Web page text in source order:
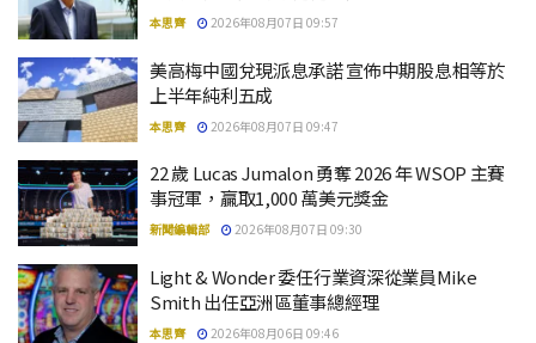
本思齊 2026年08月07日 09:57
美高梅中國兌現派息承諾 宣佈中期股息相等於
上半年純利五成
本思齊 2026年08月07日 09:47
22 歲 Lucas Jumalon 勇奪 2026 年 WSOP 主賽
事冠軍，贏取1,000 萬美元獎金
新聞編輯部 2026年08月07日 09:30
Light & Wonder 委任行業資深從業員Mike
Smith 出任亞洲區董事總經理
本思齊 2026年08月06日 09:46